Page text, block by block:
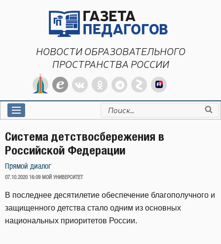
НОВОСТИ ОБРАЗОВАТЕЛЬНОГО
ПРОСТРАНСТВА РОССИИ
Искать:
Система детствосбережения в
Российской Федерации
Прямой диалог
ОПУБЛИКОВАНО
07.10.2020 16:09 МОЙ УНИВЕРСИТЕТ
В последнее десятилетие обеспечение благополучного и
защищенного детства стало одним из основных
национальных приоритетов России.